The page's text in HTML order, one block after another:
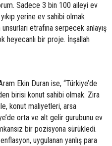
Sadece 3 bin 100 aileyi ev
yerine ev sahibi olmak
etrafına serpecek anlayış
heyecanlı bir proje. İnşallah
Ekin Duran ise, “Türkiye’de
birisi konut sahibi olmak. Zira
konut maliyetleri, arsa
orta ve alt gelir gurubunu ev
bir pozisyona sürükledi.
uygulanan yanlış para